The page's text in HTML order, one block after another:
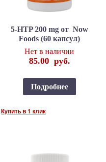
5-HTP 200 mg от Now
Foods (60 капсул)
Нет в наличии
85.00 руб.
Подробнее
Купить в 1 клик